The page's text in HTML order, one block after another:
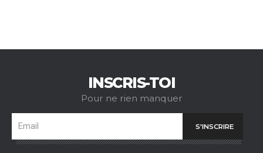
INSCRIS-TOI
Pour ne rien manquer